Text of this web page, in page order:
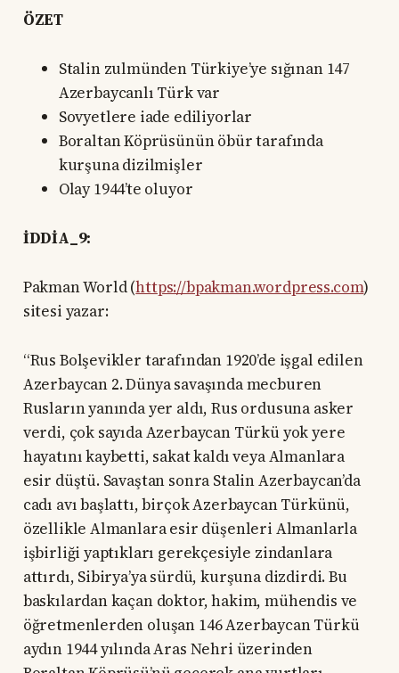
ÖZET
Stalin zulmünden Türkiye’ye sığınan 147
Azerbaycanlı Türk var
Sovyetlere iade ediliyorlar
Boraltan Köprüsünün öbür tarafında
kurşuna dizilmişler
Olay 1944’te oluyor
İDDİA_9:
Pakman World (https://bpakman.wordpress.com)
sitesi yazar:
“Rus Bolşevikler tarafından 1920’de işgal edilen
Azerbaycan 2. Dünya savaşında mecburen
Rusların yanında yer aldı, Rus ordusuna asker
verdi, çok sayıda Azerbaycan Türkü yok yere
hayatını kaybetti, sakat kaldı veya Almanlara
esir düştü. Savaştan sonra Stalin Azerbaycan’da
cadı avı başlattı, birçok Azerbaycan Türkünü,
özellikle Almanlara esir düşenleri Almanlarla
işbirliği yaptıkları gerekçesiyle zindanlara
attırdı, Sibirya’ya sürdü, kurşuna dizdirdi. Bu
baskılardan kaçan doktor, hakim, mühendis ve
öğretmenlerden oluşan 146 Azerbaycan Türkü
aydın 1944 yılında Aras Nehri üzerinden